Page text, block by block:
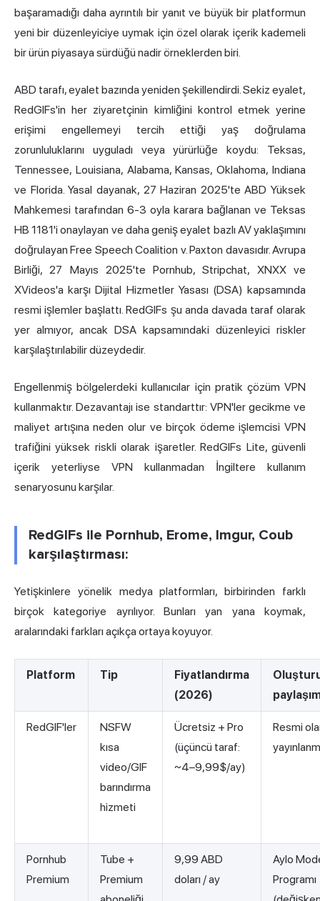
başaramadığı daha ayrıntılı bir yanıt ve büyük bir platformun
yeni bir düzenleyiciye uymak için özel olarak içerik kademeli
bir ürün piyasaya sürdüğü nadir örneklerden biri.
ABD tarafı, eyalet bazında yeniden şekillendirdi. Sekiz eyalet,
RedGIFs'in her ziyaretçinin kimliğini kontrol etmek yerine
erişimi engellemeyi tercih ettiği yaş doğrulama
zorunluluklarını uyguladı veya yürürlüğe koydu: Teksas,
Tennessee, Louisiana, Alabama, Kansas, Oklahoma, Indiana
ve Florida. Yasal dayanak, 27 Haziran 2025'te ABD Yüksek
Mahkemesi tarafından 6-3 oyla karara bağlanan ve Teksas
HB 1181'i onaylayan ve daha geniş eyalet bazlı AV yaklaşımını
doğrulayan Free Speech Coalition v. Paxton davasıdır. Avrupa
Birliği, 27 Mayıs 2025'te Pornhub, Stripchat, XNXX ve
XVideos'a karşı Dijital Hizmetler Yasası (DSA) kapsamında
resmi işlemler başlattı. RedGIFs şu anda davada taraf olarak
yer almıyor, ancak DSA kapsamındaki düzenleyici riskler
karşılaştırılabilir düzeydedir.
Engellenmiş bölgelerdeki kullanıcılar için pratik çözüm VPN
kullanmaktır. Dezavantajı ise standarttır: VPN'ler gecikme ve
maliyet artışına neden olur ve birçok ödeme işlemcisi VPN
trafiğini yüksek riskli olarak işaretler. RedGIFs Lite, güvenli
içerik yeterliyse VPN kullanmadan İngiltere kullanım
senaryosunu karşılar.
RedGIFs ile Pornhub, Erome, Imgur, Coub
karşılaştırması:
Yetişkinlere yönelik medya platformları, birbirinden farklı
birçok kategoriye ayrılıyor. Bunları yan yana koymak,
aralarındaki farkları açıkça ortaya koyuyor.
Platform Tip
Fiyatlandırma
(2026)
RedGIF'ler
NSFW
kısa
video/GIF
barındırma
hizmeti
Ücretsiz + Pro
(üçüncü taraf:
~4–9,99$/ay)
Resmi
Pornhub
Premium
Tube +
Premium
9,99 ABD
doları / ay
Aylo
Programı